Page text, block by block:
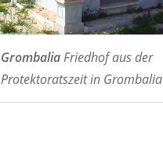
GrombaliaFriedhof aus der
Protektoratszeit in Grombalia